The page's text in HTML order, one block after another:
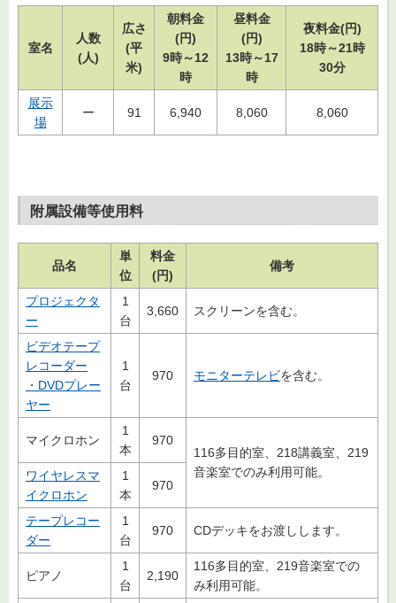
室名
人数
(人)
広さ
(平
米)
朝料金
(円)
9時～12
時
昼料金
(円)
13時～17
時
夜料金(円)
18時～21時
30分
展示
場
ー 91 6,940 8,060 8,060
附属設備等使用料
品名
単
位
料金
(円)
備考
プロジェクタ
ー
1
台
3,660 スクリーンを含む。
ビデオテープ
レコーダー
・DVDプレー
ヤー
1
台
970 モニターテレビを含む。
マイクロホン
1
本
970
116多目的室、218講義室、219
音楽室でのみ利用可能。
ワイヤレスマ
イクロホン
1
本
970
テープレコー
ダー
1
台
970 CDデッキをお渡しします。
ピアノ
1
台
2,190
116多目的室、219音楽室での
み利用可能。